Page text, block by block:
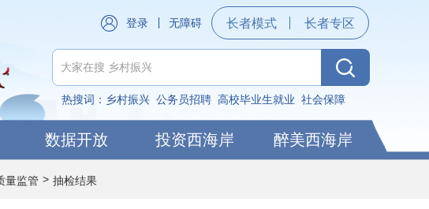
登录 无障碍 长者模式 长者专区
热搜词： 乡村振兴 公务员招聘 高校毕业生就业 社会保障
数据开放 投资西海岸 醉美西海岸
量监管 > 抽检结果